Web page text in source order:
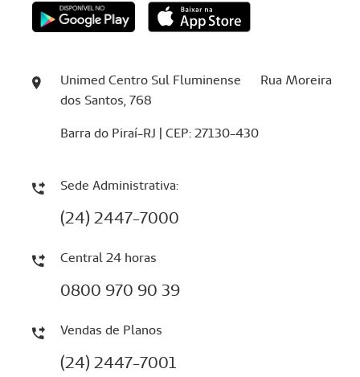
Unimed Centro Sul Fluminense Rua Moreira
dos Santos, 768
Barra do Piraí-RJ | CEP: 27130-430
Sede Administrativa:
(24) 2447-7000
Central 24 horas
0800 970 90 39
Vendas de Planos
(24) 2447-7001